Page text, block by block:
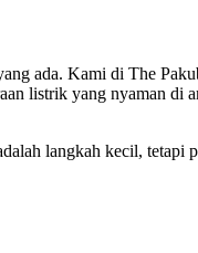
ada. Kami di The
listrik yang nyaman di
langkah kecil, tetapi